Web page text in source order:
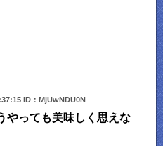
ID：MjUwNDU0N
やっても美味しく思えな